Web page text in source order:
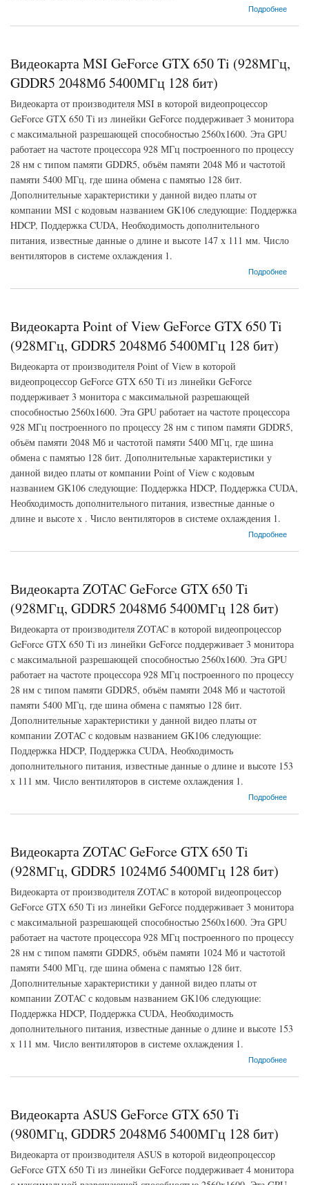
Подробнее
о Видеокарта PNY GeForce GTX 650 Ti (928МГц, GDDR5 1024Мб 5400МГц 128 бит)
Видеокарта MSI GeForce GTX 650 Ti (928МГц,
GDDR5 2048Мб 5400МГц 128 бит)
Видеокарта от производителя MSI в которой видеопроцессор
GeForce GTX 650 Ti из линейки GeForce поддерживает 3 монитора
с максимальной разрешающей способностью 2560x1600. Эта GPU
работает на частоте процессора 928 МГц построенного по процессу
28 нм с типом памяти GDDR5, объём памяти 2048 Мб и частотой
памяти 5400 МГц, где шина обмена с памятью 128 бит.
Дополнительные характеристики у данной видео платы от
компании MSI с кодовым названием GK106 следующие: Поддержка
HDCP, Поддержка CUDA, Необходимость дополнительного
питания, известные данные о длине и высоте 147 х 111 мм. Число
вентиляторов в системе охлаждения 1.
Подробнее
о Видеокарта MSI GeForce GTX 650 Ti (928МГц, GDDR5 2048Мб 5400МГц 128 бит)
Видеокарта Point of View GeForce GTX 650 Ti
(928МГц, GDDR5 2048Мб 5400МГц 128 бит)
Видеокарта от производителя Point of View в которой
видеопроцессор GeForce GTX 650 Ti из линейки GeForce
поддерживает 3 монитора с максимальной разрешающей
способностью 2560x1600. Эта GPU работает на частоте процессора
928 МГц построенного по процессу 28 нм с типом памяти GDDR5,
объём памяти 2048 Мб и частотой памяти 5400 МГц, где шина
обмена с памятью 128 бит. Дополнительные характеристики у
данной видео платы от компании Point of View с кодовым
названием GK106 следующие: Поддержка HDCP, Поддержка CUDA,
Необходимость дополнительного питания, известные данные о
длине и высоте х . Число вентиляторов в системе охлаждения 1.
Подробнее
о Видеокарта Point of View GeForce GTX 650 Ti (928МГц, GDDR5 2048Мб 5400МГц 128
Видеокарта ZOTAC GeForce GTX 650 Ti
(928МГц, GDDR5 2048Мб 5400МГц 128 бит)
Видеокарта от производителя ZOTAC в которой видеопроцессор
GeForce GTX 650 Ti из линейки GeForce поддерживает 3 монитора
с максимальной разрешающей способностью 2560x1600. Эта GPU
работает на частоте процессора 928 МГц построенного по процессу
28 нм с типом памяти GDDR5, объём памяти 2048 Мб и частотой
памяти 5400 МГц, где шина обмена с памятью 128 бит.
Дополнительные характеристики у данной видео платы от
компании ZOTAC с кодовым названием GK106 следующие:
Поддержка HDCP, Поддержка CUDA, Необходимость
дополнительного питания, известные данные о длине и высоте 153
х 111 мм. Число вентиляторов в системе охлаждения 1.
Подробнее
о Видеокарта ZOTAC GeForce GTX 650 Ti (928МГц, GDDR5 2048Мб 5400МГц 128 бит)
Видеокарта ZOTAC GeForce GTX 650 Ti
(928МГц, GDDR5 1024Мб 5400МГц 128 бит)
Видеокарта от производителя ZOTAC в которой видеопроцессор
GeForce GTX 650 Ti из линейки GeForce поддерживает 3 монитора
с максимальной разрешающей способностью 2560x1600. Эта GPU
работает на частоте процессора 928 МГц построенного по процессу
28 нм с типом памяти GDDR5, объём памяти 1024 Мб и частотой
памяти 5400 МГц, где шина обмена с памятью 128 бит.
Дополнительные характеристики у данной видео платы от
компании ZOTAC с кодовым названием GK106 следующие:
Поддержка HDCP, Поддержка CUDA, Необходимость
дополнительного питания, известные данные о длине и высоте 153
х 111 мм. Число вентиляторов в системе охлаждения 1.
Подробнее
о Видеокарта ZOTAC GeForce GTX 650 Ti (928МГц, GDDR5 1024Мб 5400МГц 128 бит)
Видеокарта ASUS GeForce GTX 650 Ti
(980МГц, GDDR5 2048Мб 5400МГц 128 бит)
Видеокарта от производителя ASUS в которой видеопроцессор
GeForce GTX 650 Ti из линейки GeForce поддерживает 4 монитора